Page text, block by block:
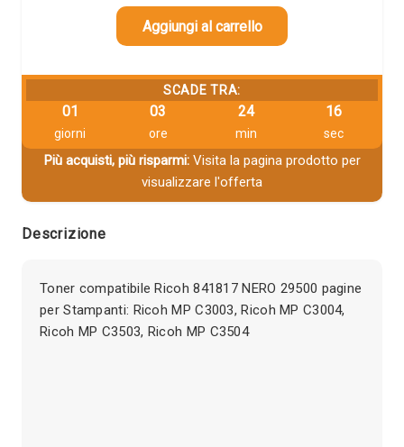
Aggiungi al carrello
SCADE TRA:
01
giorni
03
ore
24
min
15
sec
Più acquisti, più risparmi:Visita la pagina prodotto per
visualizzare l'offerta
Descrizione
Toner compatibile Ricoh 841817 NERO 29500 pagine
per Stampanti: Ricoh MP C3003, Ricoh MP C3004,
Ricoh MP C3503, Ricoh MP C3504